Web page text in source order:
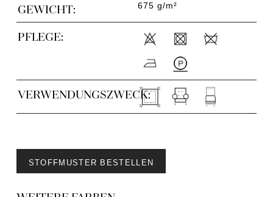
GEWICHT: 675 g/m²
PFLEGE:
VERWENDUNGSZWECK:
STOFFMUSTER BESTELLEN